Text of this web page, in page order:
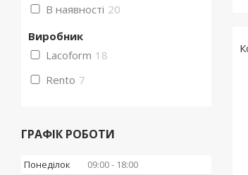
В наявності 20
Виробник
Lacoform 18
Rento 7
ГРАФІК РОБОТИ
Понеділок 09:00
18:00